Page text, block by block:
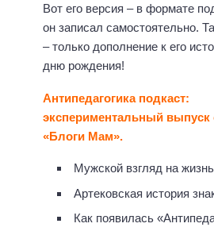
Вот его версия – в формате
он записал самостоятельно.
– только дополнение к его
дню рождения!
Антипедагогика подкаст:
экспериментальный выпуск
«Блоги Мам».
Мужской взгляд на
Артековская история
Как появилась